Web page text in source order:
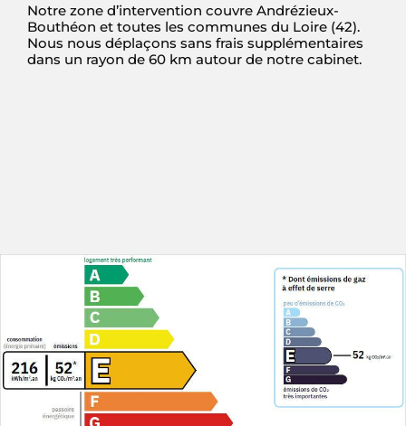
Notre zone d’intervention couvre Andrézieux-
Bouthéon et toutes les communes du Loire (42).
Nous nous déplaçons sans frais supplémentaires
dans un rayon de 60 km autour de notre cabinet.